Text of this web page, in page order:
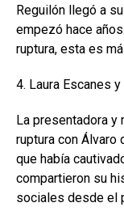
Reguilón llegó a
empezó hace
ruptura, esta es
4. Laura Escanes
La presentadora y
ruptura con Álvaro
que había
compartieron su
sociales desde el